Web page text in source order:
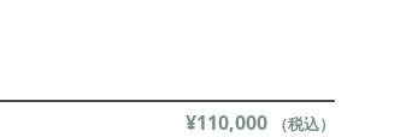
¥110,000 （税込）